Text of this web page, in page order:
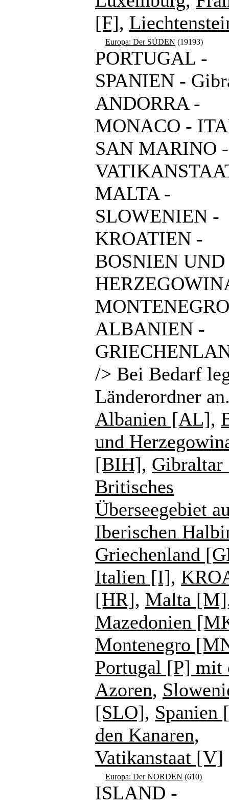
[F],
Europa: Der SÜDEN (19193)
PORTUGAL -
SPANIEN -
ANDORRA -
MONACO -
SAN MARINO -
MALTA -
SLOWENIEN -
KROATIEN -
BOSNIEN UND
ALBANIEN -
/> Bei Bedarf
Länderordner
Albanien [AL],
und
[BIH], Gibraltar
Britisches
Überseegebiet
Iberischen
Griechenland
Italien [I],
[HR], Malta [M]
Mazedonien
Montenegro
Portugal [P] mit
Azoren,
[SLO], Spanien
den Kanaren,
Vatikanstaat [V]
Europa: Der NORDEN (610)
ISLAND -